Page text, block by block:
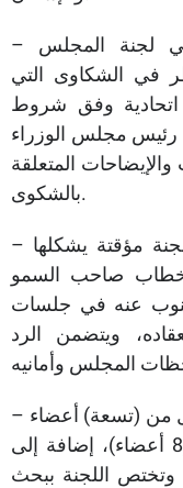
– لجنة فحص الطعون والشكاوى: هي لجنة المجلس
في الشكاوى التي
وفق شروط
مجلس الوزراء
والإيضاحات المتعلقة
بالشكوى.
– لجنة الرد على خطاب الافتتاح: هي لجنة مؤقتة يشكلها
خطاب صاحب السمو
عنه في جلسات
ويتضمن الرد
– لجنة المسائل العاجلة: هي لجنة تتشكل من (تسعة) أعضاء
هم رؤساء اللجان الدائمة بالمجلس (8 أعضاء)، إضافة إلى
اللجنة ببحث